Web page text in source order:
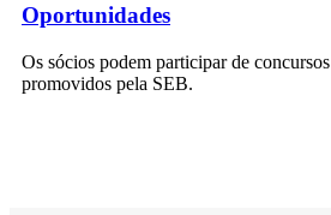
Oportunidades
Os sócios podem participar de
promovidos pela SEB.